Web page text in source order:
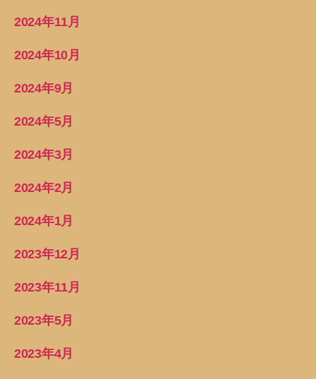
2024年11月
2024年10月
2024年9月
2024年5月
2024年3月
2024年2月
2024年1月
2023年12月
2023年11月
2023年5月
2023年4月